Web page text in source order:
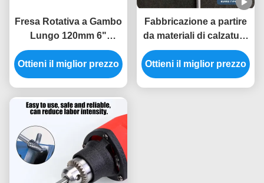
Fresa Rotativa a Gambo
Lungo 120mm 6"
Carburo di Tungsteno
Taglio Doppio per
Rettifica per
Foro Profondo Stampo
Ottieni il miglior prezzo
Fabbricazione a partire
da materiali di calzatura
o di calzatura a base di
carbonio di tungsteno
Ottieni il miglior prezzo